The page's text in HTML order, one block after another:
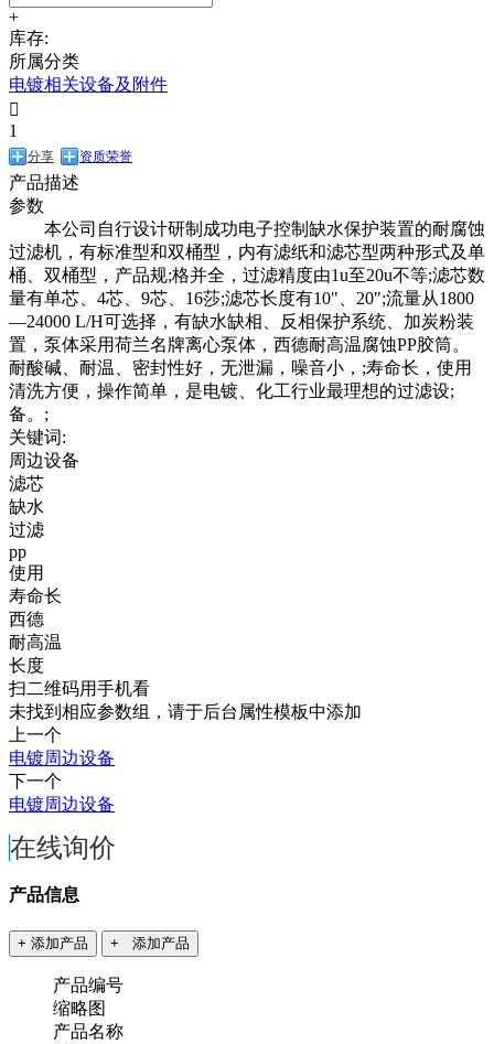
+
库存:
所属分类
电镀相关设备及附件

1
分享 资质荣誉
产品描述
参数
本公司自行设计研制成功电子控制缺水保护装置的耐腐蚀
过滤机，有标准型和双桶型，内有滤纸和滤芯型两种形式及单
桶、双桶型，产品规;格并全，过滤精度由1u至20u不等;滤芯数
量有单芯、4芯、9芯、16莎;滤芯长度有10"、20";流量从1800
—24000 L/H可选择，有缺水缺相、反相保护系统、加炭粉装
置，泵体采用荷兰名牌离心泵体，西德耐高温腐蚀PP胶筒。
耐酸碱、耐温、密封性好，无泄漏，噪音小，;寿命长，使用
清洗方便，操作简单，是电镀、化工行业最理想的过滤设;
备。;
关键词:
周边设备
滤芯
缺水
过滤
pp
使用
寿命长
西德
耐高温
长度
扫二维码用手机看
未找到相应参数组，请于后台属性模板中添加
上一个
电镀周边设备
下一个
电镀周边设备
在线询价
产品信息
+ 添加产品 + 添加产品
产品编号
缩略图
产品名称